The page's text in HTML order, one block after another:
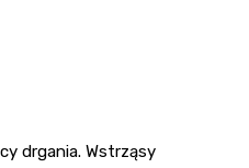
drgania. Wstrząsy